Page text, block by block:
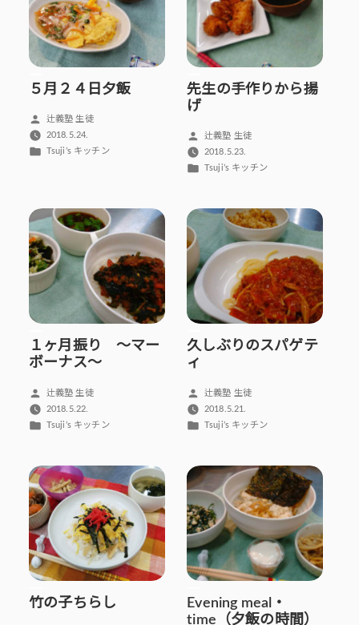
５月２４日夕飯
投
稿
者:
辻義塾 生徒
2018.5.24.
カ
ー:
Tsuji’s キッチン
先生の手作りから揚
げ
投
稿
者:
辻義塾 生徒
2018.5.23.
カ
リ
Tsuji’s キッチン
１ヶ月振り ～マー
ボーナス～
投
稿
者:
辻義塾 生徒
2018.5.22.
カ
リ
ー:
Tsuji’s キッチン
久しぶりのスパゲテ
ィ
投
稿
者:
辻義塾 生徒
2018.5.21.
カ
リ
ー:
Tsuji’s キッチン
竹の子ちらし
Evening meal・
time（夕飯の時間）